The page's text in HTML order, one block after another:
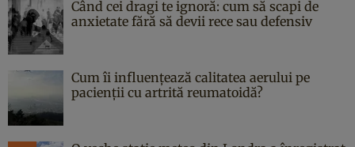
Când cei dragi te ignoră: cum să scapi de
anxietate fără să devii rece sau defensiv
Cum îi influențează calitatea aerului pe
pacienții cu artrită reumatoidă?